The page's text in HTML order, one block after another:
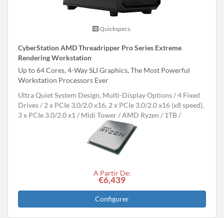
Quickspecs.
CyberStation AMD Threadripper Pro Series Extreme
Rendering Workstation
Up to 64 Cores, 4-Way SLI Graphics, The Most Powerful
Workstation Processors Ever
Ultra Quiet System Design, Multi-Display Options
4 Fixed
Drives
2 x PCIe 3.0/2.0 x16, 2 x PCIe 3.0/2.0 x16 (x8 speed),
3 x PCIe 3.0/2.0 x1
Midi Tower AMD Ryzen 1TB
A Partir De:
€6,439
Configurer